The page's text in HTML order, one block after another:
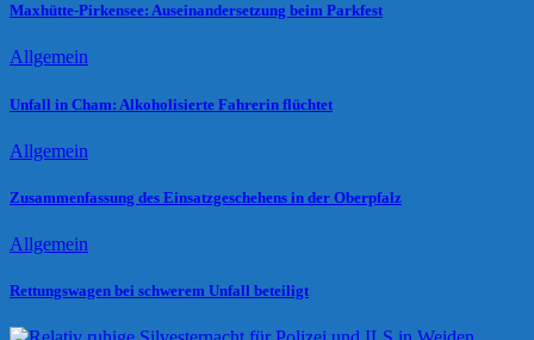
Maxhütte-Pirkensee: Auseinandersetzung beim Parkfest
Allgemein
Unfall in Cham: Alkoholisierte Fahrerin flüchtet
Allgemein
Zusammenfassung des Einsatzgeschehens in der Oberpfalz
Allgemein
Rettungswagen bei schwerem Unfall beteiligt